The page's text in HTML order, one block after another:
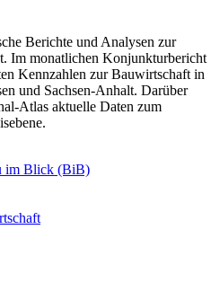
Berichte und Analysen zur
Im monatlichen Konjunkturbericht
Kennzahlen zur Bauwirtschaft in
und Sachsen-Anhalt. Darüber
Atlas aktuelle Daten zum
im Blick (BiB)